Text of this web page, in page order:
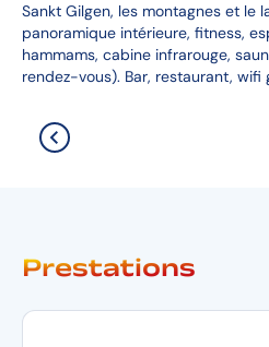
Sankt Gilgen, les montagnes et le
panoramique intérieure, fitness,
hammams, cabine infrarouge,
rendez-vous). Bar, restaurant, wifi
Prestations